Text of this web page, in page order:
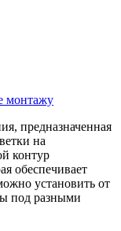
монтажу
предназначенная
на
контур
обеспечивает
установить от
под разными